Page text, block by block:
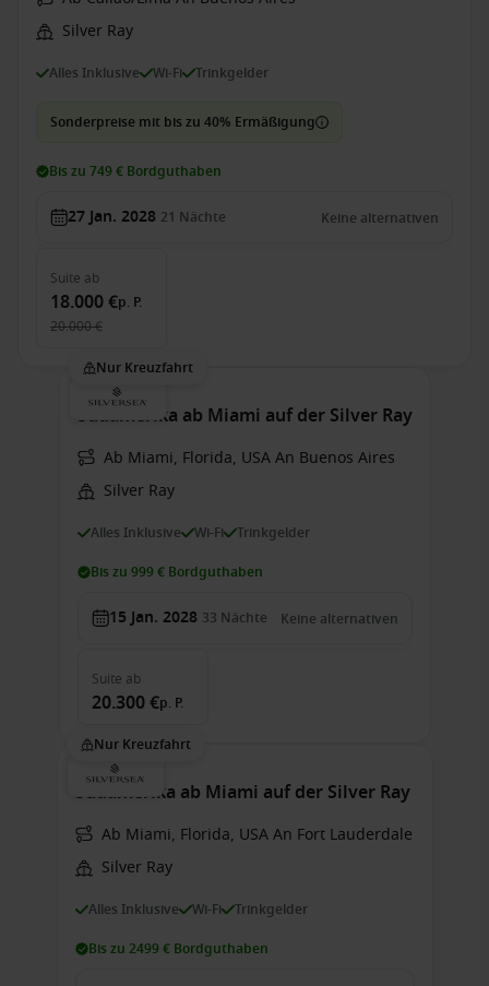
Silver Ray
Alles Inklusive Wi-Fi Trinkgelder
Sonderpreise mit bis zu 40% Ermäßigung
Bis zu 749 € Bordguthaben
27 Jan. 2028 21 Nächte Keine alternativen
Suite ab
18.000 €p. P.
20.000 €
Nur Kreuzfahrt
Südamerika ab Miami auf der Silver Ray
Ab Miami, Florida, USA An Buenos Aires
Silver Ray
Alles Inklusive Wi-Fi Trinkgelder
Bis zu 999 € Bordguthaben
15 Jan. 2028 33 Nächte Keine alternativen
Suite ab
20.300 €p. P.
Nur Kreuzfahrt
Südamerika ab Miami auf der Silver Ray
Ab Miami, Florida, USA An Fort Lauderdale
Silver Ray
Alles Inklusive Wi-Fi Trinkgelder
Bis zu 2499 € Bordguthaben